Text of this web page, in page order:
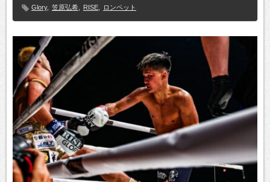
Glory, 笠原弘希 RISE ロンペット